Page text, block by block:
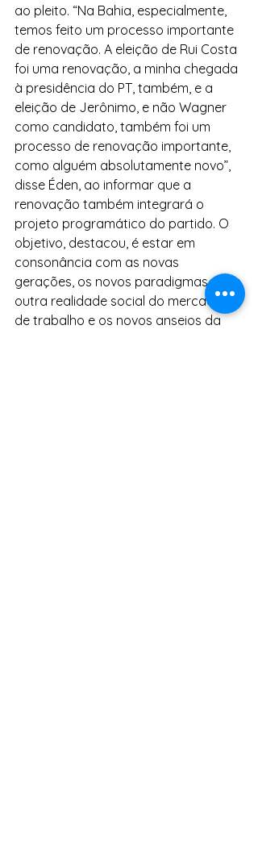
ao pleito. “Na Bahia, especialmente,
temos feito um processo importante
de renovação. A eleição de Rui Costa
foi uma renovação, a minha chegada
à presidência do PT, também, e a
eleição de Jerônimo, e não Wagner
como candidato, também foi um
processo de renovação importante,
como alguém absolutamente novo”,
disse Éden, ao informar que a
renovação também integrará o
projeto programático do partido. O
objetivo, destacou, é estar em
consonância com as novas
gerações, os novos paradigmas, uma
outra realidade social do mercado
de trabalho e os novos anseios da